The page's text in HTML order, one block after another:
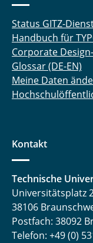
Status GITZ-
Handbuch für
Corporate
Glossar (DE-EN)
Meine Daten
Kontakt
Technische
Universitätsplatz
38106
Postfach: 38092
Telefon: +49 (0)